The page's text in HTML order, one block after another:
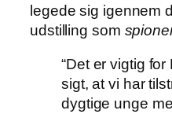
legede sig igennem
udstilling som
“Det er vigtig
sigt, at vi har
dygtige unge